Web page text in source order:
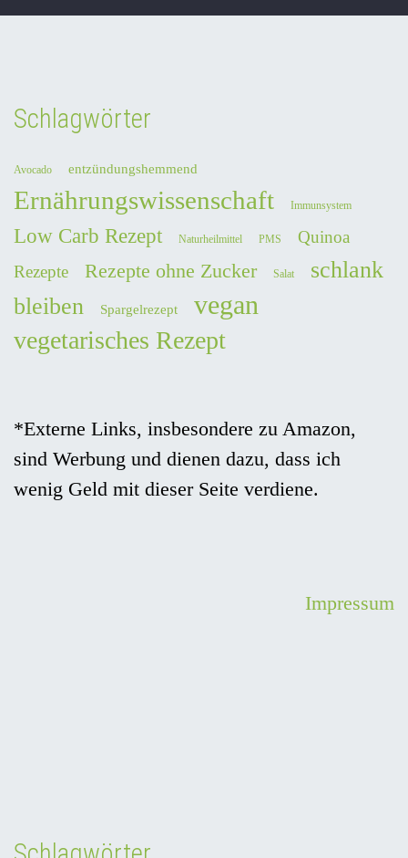
Schlagwörter
Avocado entzündungshemmend
Ernährungswissenschaft Immunsystem
Low Carb Rezept Naturheilmittel PMS
Quinoa
Rezepte
Rezepte ohne Zucker Salat
schlank
bleiben
Spargelrezept vegan
vegetarisches Rezept
*Externe Links, insbesondere zu Amazon,
sind Werbung und dienen dazu, dass ich
wenig Geld mit dieser Seite verdiene.
Impressum